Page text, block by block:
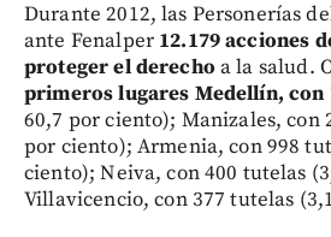
Durante 2012, las Personerías
ante Fenalper 12.179 acciones
proteger el derecho a la salud.
primeros lugares Medellín, con
60,7 por ciento); Manizales, con
por ciento); Armenia, con 998
ciento); Neiva, con 400 tutelas
Villavicencio, con 377 tutelas